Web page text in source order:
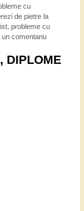
cu
de pietre la
, probleme cu
un comentariu
DIPLOME